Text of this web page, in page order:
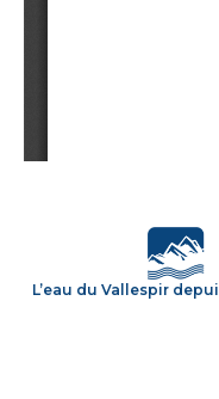
L’eau du Vallespir